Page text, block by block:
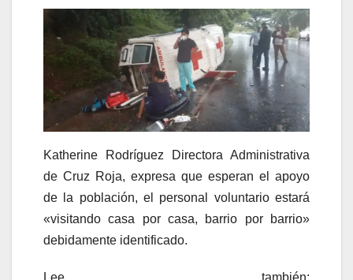
Katherine Rodríguez Directora Administrativa
de Cruz Roja, expresa que esperan el apoyo
de la población, el personal voluntario estará
«visitando casa por casa, barrio por barrio»
debidamente identificado.